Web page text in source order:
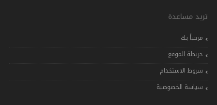
تريد مساعدة
مرحباً بك
خريطة الموقع
شروط الاستخدام
سياسة الخصوصية